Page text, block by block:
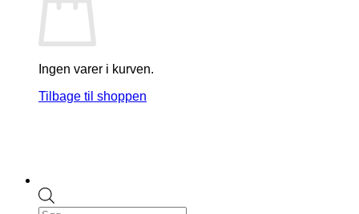
Ingen varer i kurven.
Tilbage til shoppen